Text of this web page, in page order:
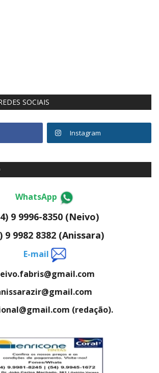
SOCIAIS
Instagram
WhatsApp
9 9996-8350 (Neivo)
9 9982 8382 (Anissara)
E-mail
(redação).